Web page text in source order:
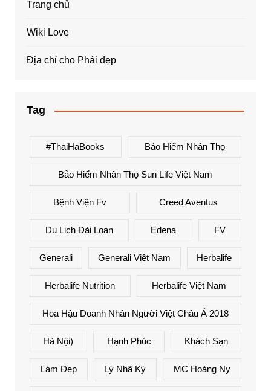
Trang chủ
Wiki Love
Địa chỉ cho Phái đẹp
Tag
#ThaiHaBooks Bảo Hiểm Nhân Thọ
Bảo Hiểm Nhân Thọ Sun Life Việt Nam
Bệnh Viện Fv Creed Aventus
Du Lịch Đài Loan Edena FV
Generali Generali Việt Nam Herbalife
Herbalife Nutrition Herbalife Việt Nam
Hoa Hậu Doanh Nhân Người Việt Châu Á 2018
Hà Nội) Hạnh Phúc Khách Sạn
Làm Đẹp Lý Nhã Kỳ MC Hoàng Ny